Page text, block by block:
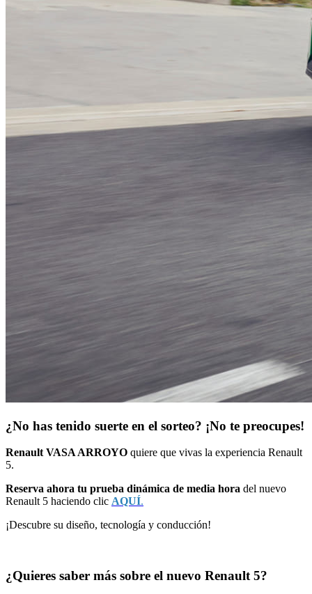
¿No has tenido suerte en el sorteo? ¡No te preocupes!
Renault VASA ARROYO quiere que vivas la experiencia Renault
5.
Reserva ahora tu prueba dinámica de media hora del nuevo
Renault 5 haciendo clic AQUÍ.
¡Descubre su diseño, tecnología y conducción!
¿Quieres saber más sobre el nuevo Renault 5?